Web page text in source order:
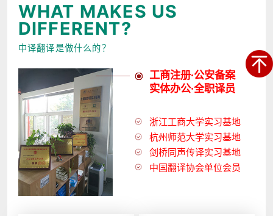
WHAT MAKES US
DIFFERENT?
中译翻译是做什么的？
工商注册·公安备案
实体办公·全职译员
浙江工商大学实习基地
杭州师范大学实习基地
剑桥同声传译实习基地
中国翻译协会单位会员